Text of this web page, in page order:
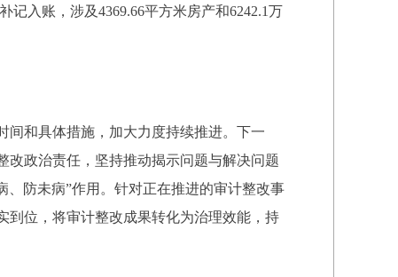
入账，涉及4369.66平方米房产和6242.1万
间和具体措施，加大力度持续推进。下一
改政治责任，坚持推动揭示问题与解决问题
、防未病”作用。针对正在推进的审计整改事
到位，将审计整改成果转化为治理效能，持